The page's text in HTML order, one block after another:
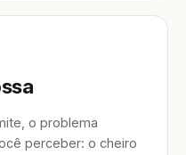
o problema
perceber: o cheiro